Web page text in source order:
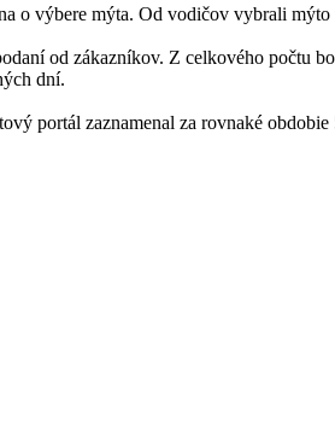
o výbere mýta. Od vodičov vybrali mýto
od zákazníkov. Z celkového počtu
dní.
portál zaznamenal za rovnaké obdobie